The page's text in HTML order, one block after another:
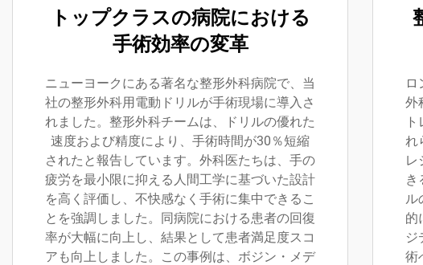
トップクラスの病院における
手術効率の変革
ニューヨークにある著名な整形外科病院で、当
社の整形外科用電動ドリルが手術現場に導入さ
れました。整形外科チームは、ドリルの優れた
速度および精度により、手術時間が30％短縮
されたと報告しています。外科医たちは、手の
疲労を最小限に抑える人間工学に基づいた設計
を高く評価し、不快感なく手術に集中できるこ
とを強調しました。同病院における患者の回復
率が大幅に向上し、結果として患者満足度スコ
アも向上しました。この事例は、ボジン・メデ
外
れ
レ
き
ル
的
ジ
術